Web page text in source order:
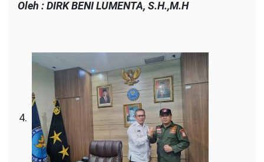
Oleh : DIRK BENI LUMENTA, S.H.,M.H